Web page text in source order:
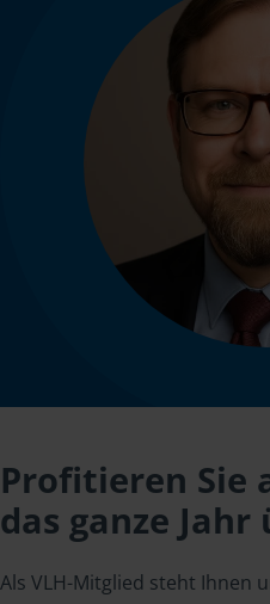
Profitieren Sie
das ganze Jahr
Als VLH-Mitglied steht Ihnen